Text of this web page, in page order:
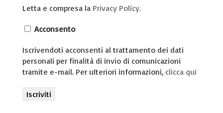
Letta e compresa la Privacy Policy.
Acconsento
Iscrivendoti acconsenti al trattamento dei dati
personali per finalità di invio di comunicazioni
tramite e-mail. Per ulteriori informazioni, clicca qui